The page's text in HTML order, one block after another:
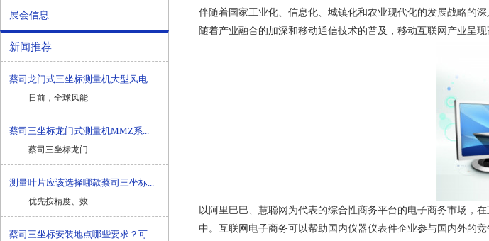
展会信息
新闻推荐
蔡司龙门式三坐标测量机大型风电...
日前，全球风能
蔡司三坐标龙门式测量机MMZ系...
蔡司三坐标龙门
测量叶片应该选择哪款蔡司三坐标...
优先按精度、效
蔡司三坐标安装地点哪些要求？可...
伴随着国家工业化、信息化、城镇化和农业现代化的发展战略的
随着产业融合的加深和移动通信技术的普及，移动互联网产业呈
以阿里巴巴、慧聪网为代表的综合性商务平台的电子商务市场，
中。互联网电子商务可以帮助国内仪器仪表件企业参与国内外的